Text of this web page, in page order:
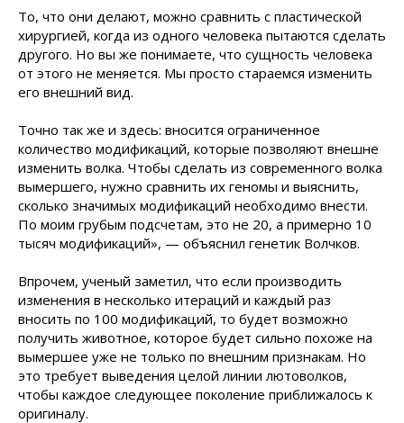
То, что они делают, можно сравнить с пластической
хирургией, когда из одного человека пытаются сделать
другого. Но вы же понимаете, что сущность человека
от этого не меняется. Мы просто стараемся изменить
его внешний вид.
Точно так же и здесь: вносится ограниченное
количество модификаций, которые позволяют внешне
изменить волка. Чтобы сделать из современного волка
вымершего, нужно сравнить их геномы и выяснить,
сколько значимых модификаций необходимо внести.
По моим грубым подсчетам, это не 20, а примерно 10
тысяч модификаций», — объяснил генетик Волчков.
Впрочем, ученый заметил, что если производить
изменения в несколько итераций и каждый раз
вносить по 100 модификаций, то будет возможно
получить животное, которое будет сильно похоже на
вымершее уже не только по внешним признакам. Но
это требует выведения целой линии лютоволков,
чтобы каждое следующее поколение приближалось к
оригиналу.